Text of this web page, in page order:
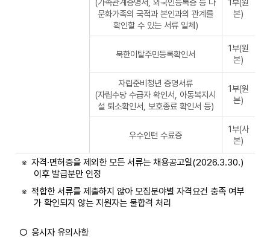
문화가족의 국적과 본인과의 관계를
확인할 수 있는 서류 일체)
본)
북한이탈주민등록확인서
1부(원
본)
자립준비청년 증명서류
(자립수당 수급자 확인서, 아동복지시
설 퇴소확인서, 보호종료 확인서 등)
1부(원
본)
우수인턴 수료증
1부(사
본)
※ 자격·면허증을 제외한 모든 서류는 채용공고일(2026.3.30.)
이후 발급분만 인정
※ 적합한 서류를 제출하지 않아 모집분야별 자격요건 충족 여부
가 확인되지 않는 지원자는 불합격 처리
○ 응시자 유의사항